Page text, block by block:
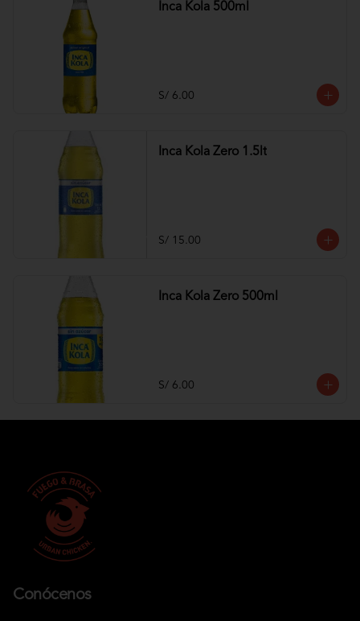
Inca Kola 500ml
S/ 6.00
Inca Kola Zero 1.5lt
S/ 15.00
Inca Kola Zero 500ml
S/ 6.00
Conócenos